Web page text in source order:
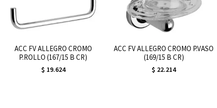
ACC FV ALLEGRO CROMO
P.ROLLO (167/15 B CR)
$ 19.624
ACC FV ALLEGRO CROMO P.VASO
(169/15 B CR)
$ 22.214